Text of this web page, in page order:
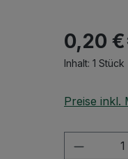
0,20
Inhalt: 1 Stück
Preise inkl.